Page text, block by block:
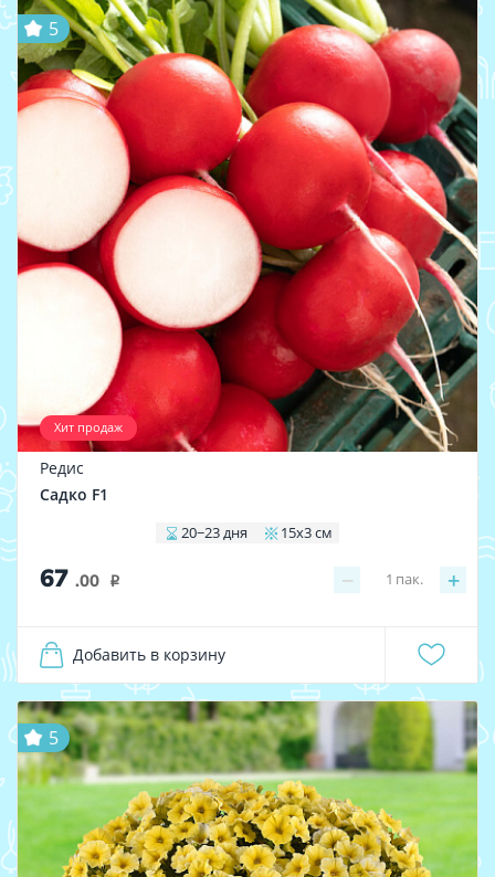
Хит продаж
5
Редис
Садко F1
20−23 дня 15x3 см
67 .00 i − +
1 пак.
Добавить в корзину
5